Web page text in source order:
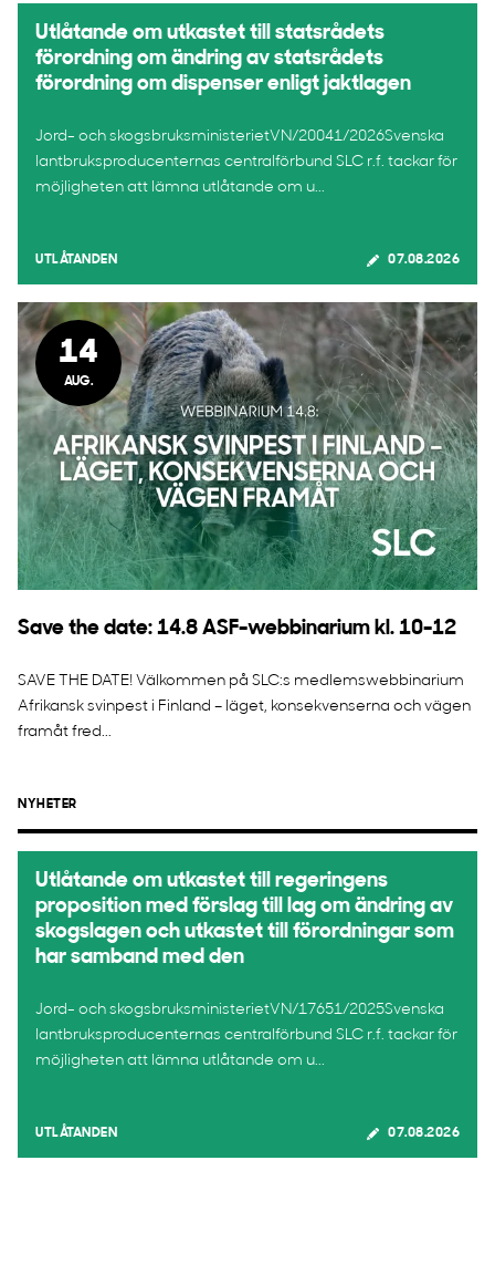
Utlåtande om utkastet till statsrådets
förordning om ändring av statsrådets
förordning om dispenser enligt jaktlagen
Jord- och skogsbruksministerietVN/20041/2026Svenska
lantbruksproducenternas centralförbund SLC r.f. tackar för
möjligheten att lämna utlåtande om u...
UTLÅTANDEN 07.08.2026
14
AUG.
Save the date: 14.8 ASF-webbinarium kl. 10-12
SAVE THE DATE! Välkommen på SLC:s medlemswebbinarium
Afrikansk svinpest i Finland – läget, konsekvenserna och vägen
framåt fred...
NYHETER
Utlåtande om utkastet till regeringens
proposition med förslag till lag om ändring av
skogslagen och utkastet till förordningar som
har samband med den
Jord- och skogsbruksministerietVN/17651/2025Svenska
lantbruksproducenternas centralförbund SLC r.f. tackar för
möjligheten att lämna utlåtande om u...
UTLÅTANDEN 07.08.2026